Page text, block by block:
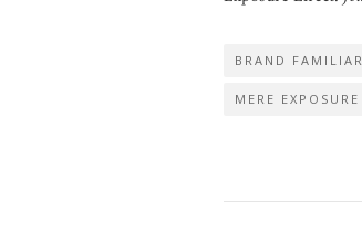
BRAND
MERE